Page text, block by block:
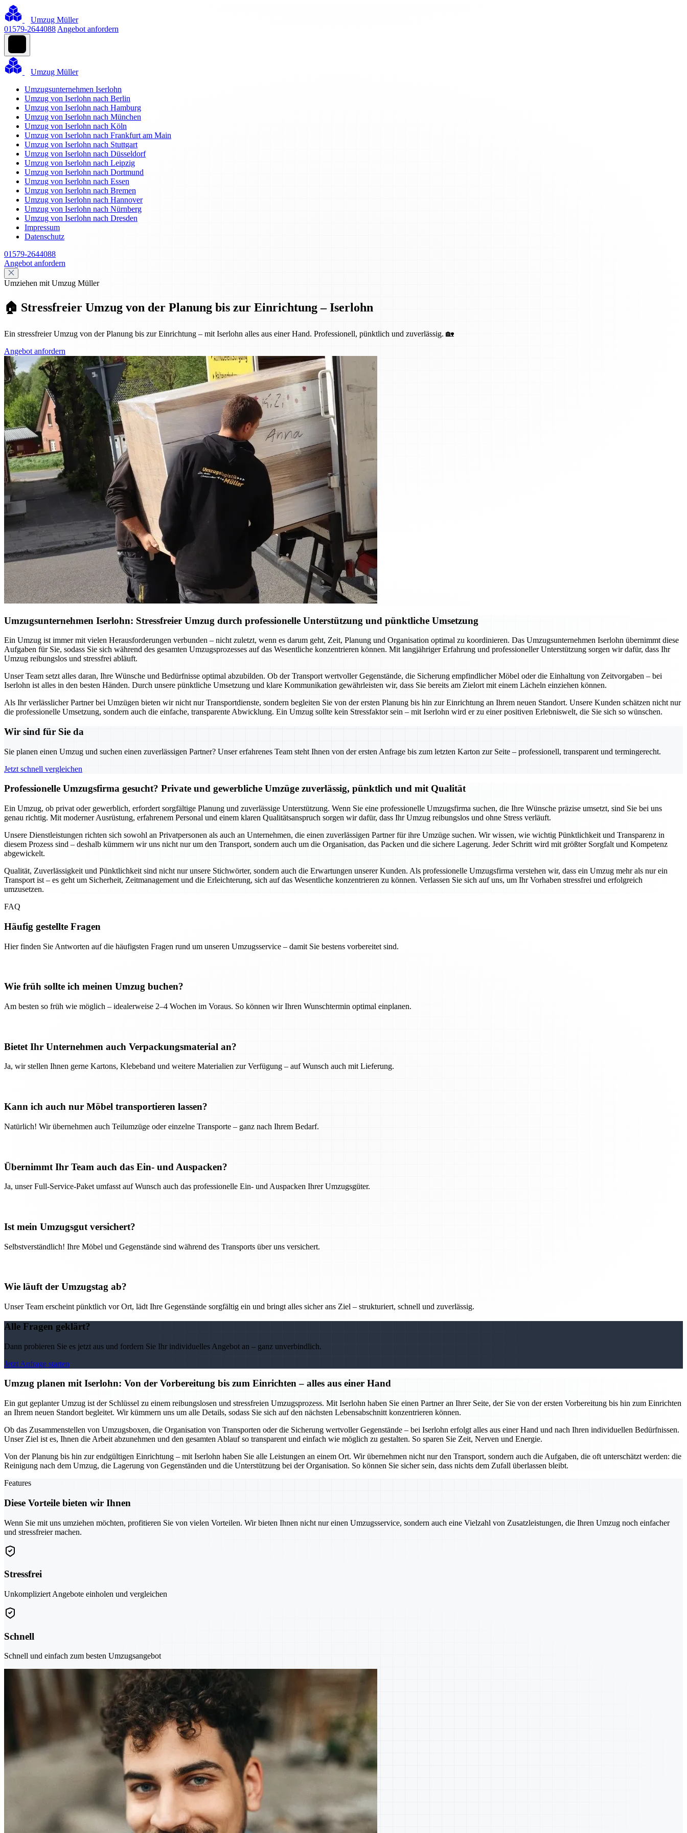
Umzug Müller
01579-2644088 Angebot anfordern
Umzug Müller
Umzugsunternehmen Iserlohn
Umzug von Iserlohn nach Berlin
Umzug von Iserlohn nach Hamburg
Umzug von Iserlohn nach München
Umzug von Iserlohn nach Köln
Umzug von Iserlohn nach Frankfurt am Main
Umzug von Iserlohn nach Stuttgart
Umzug von Iserlohn nach Düsseldorf
Umzug von Iserlohn nach Leipzig
Umzug von Iserlohn nach Dortmund
Umzug von Iserlohn nach Essen
Umzug von Iserlohn nach Bremen
Umzug von Iserlohn nach Hannover
Umzug von Iserlohn nach Nürnberg
Umzug von Iserlohn nach Dresden
Impressum
Datenschutz
01579-2644088
Angebot anfordern
Umziehen mit Umzug Müller
🏠 Stressfreier Umzug von der Planung bis zur Einrichtung – Iserlohn
Ein stressfreier Umzug von der Planung bis zur Einrichtung – mit Iserlohn alles aus einer Hand. Professionell, pünktlich und zuverlässig. 🏡
Angebot anfordern
Umzugsunternehmen Iserlohn: Stressfreier Umzug durch professionelle Unterstützung und pünktliche Umsetzung
Ein Umzug ist immer mit vielen Herausforderungen verbunden – nicht zuletzt, wenn es darum geht, Zeit, Planung und Organisation optimal zu koordinieren. Das Umzugsunternehmen Iserlohn übernimmt diese
Aufgaben für Sie, sodass Sie sich während des gesamten Umzugsprozesses auf das Wesentliche konzentrieren können. Mit langjähriger Erfahrung und professioneller Unterstützung sorgen wir dafür, dass Ihr
Umzug reibungslos und stressfrei abläuft.
Unser Team setzt alles daran, Ihre Wünsche und Bedürfnisse optimal abzubilden. Ob der Transport wertvoller Gegenstände, die Sicherung empfindlicher Möbel oder die Einhaltung von Zeitvorgaben – bei
Iserlohn ist alles in den besten Händen. Durch unsere pünktliche Umsetzung und klare Kommunikation gewährleisten wir, dass Sie bereits am Zielort mit einem Lächeln einziehen können.
Als Ihr verlässlicher Partner bei Umzügen bieten wir nicht nur Transportdienste, sondern begleiten Sie von der ersten Planung bis hin zur Einrichtung an Ihrem neuen Standort. Unsere Kunden schätzen nicht nur
die professionelle Umsetzung, sondern auch die einfache, transparente Abwicklung. Ein Umzug sollte kein Stressfaktor sein – mit Iserlohn wird er zu einer positiven Erlebniswelt, die Sie sich so wünschen.
Wir sind für Sie da
Sie planen einen Umzug und suchen einen zuverlässigen Partner? Unser erfahrenes Team steht Ihnen von der ersten Anfrage bis zum letzten Karton zur Seite – professionell, transparent und termingerecht.
Jetzt schnell vergleichen
Professionelle Umzugsfirma gesucht? Private und gewerbliche Umzüge zuverlässig, pünktlich und mit Qualität
Ein Umzug, ob privat oder gewerblich, erfordert sorgfältige Planung und zuverlässige Unterstützung. Wenn Sie eine professionelle Umzugsfirma suchen, die Ihre Wünsche präzise umsetzt, sind Sie bei uns
genau richtig. Mit moderner Ausrüstung, erfahrenem Personal und einem klaren Qualitätsanspruch sorgen wir dafür, dass Ihr Umzug reibungslos und ohne Stress verläuft.
Unsere Dienstleistungen richten sich sowohl an Privatpersonen als auch an Unternehmen, die einen zuverlässigen Partner für ihre Umzüge suchen. Wir wissen, wie wichtig Pünktlichkeit und Transparenz in
diesem Prozess sind – deshalb kümmern wir uns nicht nur um den Transport, sondern auch um die Organisation, das Packen und die sichere Lagerung. Jeder Schritt wird mit größter Sorgfalt und Kompetenz
abgewickelt.
Qualität, Zuverlässigkeit und Pünktlichkeit sind nicht nur unsere Stichwörter, sondern auch die Erwartungen unserer Kunden. Als professionelle Umzugsfirma verstehen wir, dass ein Umzug mehr als nur ein
Transport ist – es geht um Sicherheit, Zeitmanagement und die Erleichterung, sich auf das Wesentliche konzentrieren zu können. Verlassen Sie sich auf uns, um Ihr Vorhaben stressfrei und erfolgreich
umzusetzen.
FAQ
Häufig gestellte Fragen
Hier finden Sie Antworten auf die häufigsten Fragen rund um unseren Umzugsservice – damit Sie bestens vorbereitet sind.
Wie früh sollte ich meinen Umzug buchen?
Am besten so früh wie möglich – idealerweise 2–4 Wochen im Voraus. So können wir Ihren Wunschtermin optimal einplanen.
Bietet Ihr Unternehmen auch Verpackungsmaterial an?
Ja, wir stellen Ihnen gerne Kartons, Klebeband und weitere Materialien zur Verfügung – auf Wunsch auch mit Lieferung.
Kann ich auch nur Möbel transportieren lassen?
Natürlich! Wir übernehmen auch Teilumzüge oder einzelne Transporte – ganz nach Ihrem Bedarf.
Übernimmt Ihr Team auch das Ein- und Auspacken?
Ja, unser Full-Service-Paket umfasst auf Wunsch auch das professionelle Ein- und Auspacken Ihrer Umzugsgüter.
Ist mein Umzugsgut versichert?
Selbstverständlich! Ihre Möbel und Gegenstände sind während des Transports über uns versichert.
Wie läuft der Umzugstag ab?
Unser Team erscheint pünktlich vor Ort, lädt Ihre Gegenstände sorgfältig ein und bringt alles sicher ans Ziel – strukturiert, schnell und zuverlässig.
Alle Fragen geklärt?
Dann probieren Sie es jetzt aus und fordern Sie Ihr individuelles Angebot an – ganz unverbindlich.
Jetzt Anfrage starten
Umzug planen mit Iserlohn: Von der Vorbereitung bis zum Einrichten – alles aus einer Hand
Ein gut geplanter Umzug ist der Schlüssel zu einem reibungslosen und stressfreien Umzugsprozess. Mit Iserlohn haben Sie einen Partner an Ihrer Seite, der Sie von der ersten Vorbereitung bis hin zum Einrichten
an Ihrem neuen Standort begleitet. Wir kümmern uns um alle Details, sodass Sie sich auf den nächsten Lebensabschnitt konzentrieren können.
Ob das Zusammenstellen von Umzugsboxen, die Organisation von Transporten oder die Sicherung wertvoller Gegenstände – bei Iserlohn erfolgt alles aus einer Hand und nach Ihren individuellen Bedürfnissen.
Unser Ziel ist es, Ihnen die Arbeit abzunehmen und den gesamten Ablauf so transparent und einfach wie möglich zu gestalten. So sparen Sie Zeit, Nerven und Energie.
Von der Planung bis hin zur endgültigen Einrichtung – mit Iserlohn haben Sie alle Leistungen an einem Ort. Wir übernehmen nicht nur den Transport, sondern auch die Aufgaben, die oft unterschätzt werden: die
Reinigung nach dem Umzug, die Lagerung von Gegenständen und die Unterstützung bei der Organisation. So können Sie sicher sein, dass nichts dem Zufall überlassen bleibt.
Features
Diese Vorteile bieten wir Ihnen
Wenn Sie mit uns umziehen möchten, profitieren Sie von vielen Vorteilen. Wir bieten Ihnen nicht nur einen Umzugsservice, sondern auch eine Vielzahl von Zusatzleistungen, die Ihren Umzug noch einfacher
und stressfreier machen.
Stressfrei
Unkompliziert Angebote einholen und vergleichen
Schnell
Schnell und einfach zum besten Umzugsangebot